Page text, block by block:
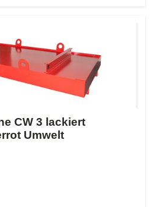
CW 3 lackiert
Umwelt